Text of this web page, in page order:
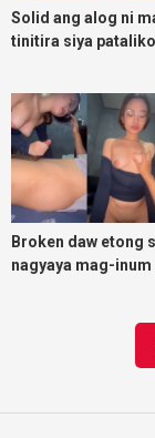
Solid ang alog ni
tinitira siya
Broken daw etong
nagyaya mag-inum